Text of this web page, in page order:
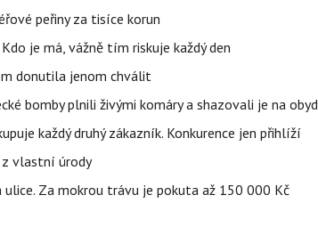
peřiny za tisíce korun
je má, vážně tím riskuje každý den
donutila jenom chválit
bomby plnili živými komáry a shazovali je na
každý druhý zákazník. Konkurence jen přihlíží
z vlastní úrody
Za mokrou trávu je pokuta až 150 000 Kč